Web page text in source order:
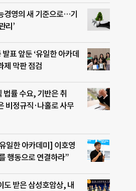
경영의 새 기준으로…기
리’
표 앞둔 ‘유일한 아카데
제 막판 점검
법률 수요, 기반은 취
비정규직·나홀로 사무
일한 아카데미] 이호영
행동으로 연결하라”
도 받은 삼성호암상, 내